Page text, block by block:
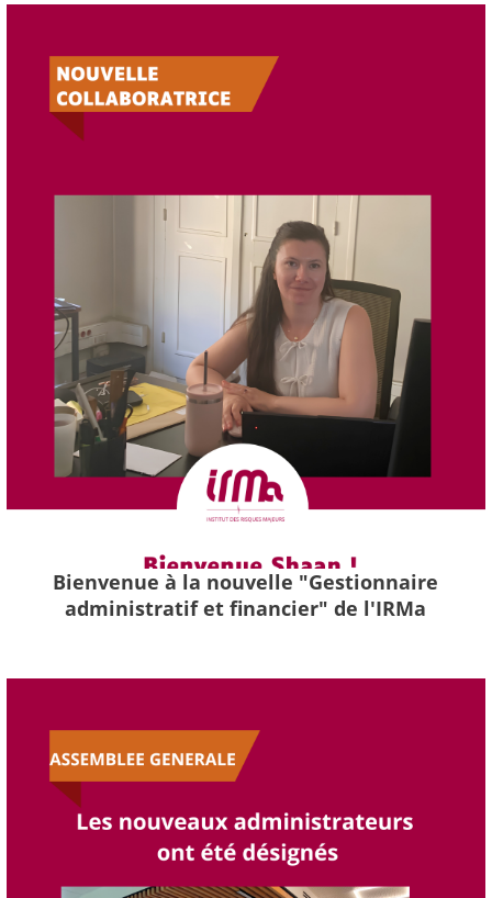
Bienvenue à la nouvelle "Gestionnaire
administratif et financier" de l'IRMa